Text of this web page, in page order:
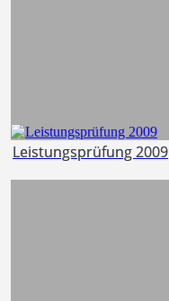
Leistungsprüfung 2009